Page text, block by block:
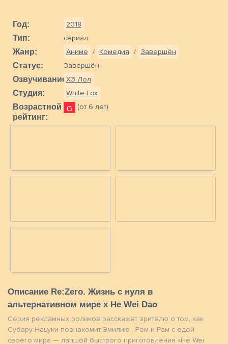
Год:
2018
Тип:
сериал
Жанр:
Аниме / Комедия / Завершён
Статус:
Завершён
Озвучивание:ХЗ Лол
Студия:
White Fox
Возрастной
рейтинг:
G (от 6 лет)
Описание Re:Zero. Жизнь с нуля в
альтернативном мире x He Wei Dao
Серия рекламных роликов расскажет зрителю о том, как
Субару Нацуки познакомит Эмилию , Рем и Рам с едой
своего мира — лапшой быстрого приготовления «He Wei